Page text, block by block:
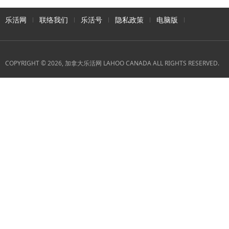
乐活网 联络我们 乐活号 隐私政策 电脑版
COPYRIGHT © 2026, 加拿大乐活网 LAHOO CANADA ALL RIGHTS RESERVED.